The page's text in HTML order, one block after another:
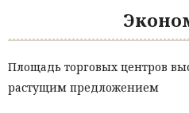
Площадь торговых центров
растущим предложением